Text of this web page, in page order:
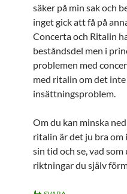
säker på min sak och
inget gick att få på
Concerta och Ritalin
beståndsdel men i
problemen med
med ritalin om det
insättningsproblem.
Om du kan minska
ritalin är det ju bra om
sin tid och se, vad
riktningar du själv